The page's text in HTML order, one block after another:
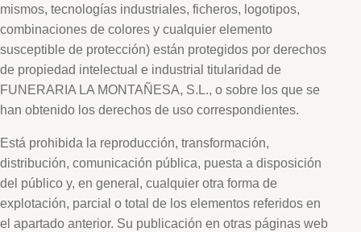
mismos, tecnologías industriales, ficheros, logotipos,
combinaciones de colores y cualquier elemento
susceptible de protección) están protegidos por derechos
de propiedad intelectual e industrial titularidad de
FUNERARIA LA MONTAÑESA, S.L., o sobre los que se
han obtenido los derechos de uso correspondientes.
Está prohibida la reproducción, transformación,
distribución, comunicación pública, puesta a disposición
del público y, en general, cualquier otra forma de
explotación, parcial o total de los elementos referidos en
el apartado anterior. Su publicación en otras páginas web